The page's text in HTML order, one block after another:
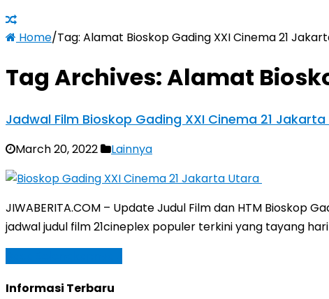
Home/Tag: Alamat Bioskop Gading XXI Cinema 21
Tag Archives:Alamat
Jadwal Film Bioskop Gading XXI Cinema 21
March 20, 2022 Lainnya
JIWABERITA.COM – Update Judul Film dan HTM Bioskop
jadwal judul film 21cineplex populer terkini yang tayang
Informasi Terbaru